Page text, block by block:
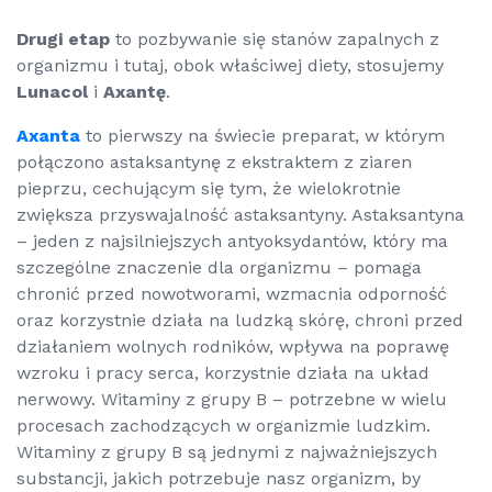
Drugi etap to pozbywanie się stanów zapalnych z
organizmu i tutaj, obok właściwej diety, stosujemy
Lunacol i Axantę.
Axanta to pierwszy na świecie preparat, w którym
połączono astaksantynę z ekstraktem z ziaren
pieprzu, cechującym się tym, że wielokrotnie
zwiększa przyswajalność astaksantyny. Astaksantyna
– jeden z najsilniejszych antyoksydantów, który ma
szczególne znaczenie dla organizmu – pomaga
chronić przed nowotworami, wzmacnia odporność
oraz korzystnie działa na ludzką skórę, chroni przed
działaniem wolnych rodników, wpływa na poprawę
wzroku i pracy serca, korzystnie działa na układ
nerwowy. Witaminy z grupy B – potrzebne w wielu
procesach zachodzących w organizmie ludzkim.
Witaminy z grupy B są jednymi z najważniejszych
substancji, jakich potrzebuje nasz organizm, by